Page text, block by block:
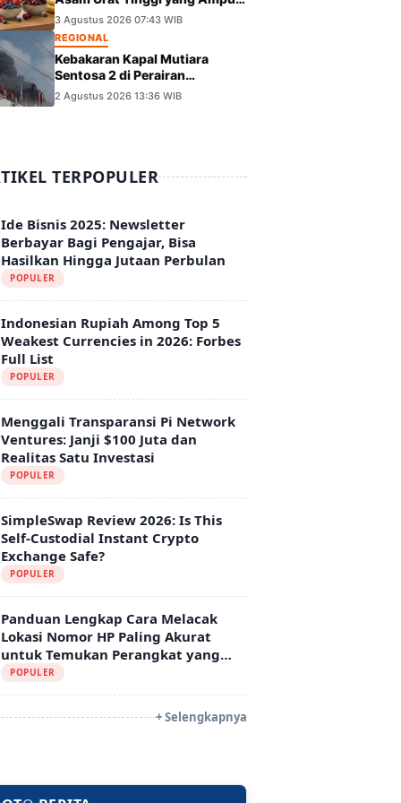
dan Layak Dicoba
3 Agustus 2026 07:43 WIB
REGIONAL
Kebakaran Kapal Mutiara
Sentosa 2 di Perairan
Sumenep, Evakuasi
Berlangsung
2 Agustus 2026 13:36 WIB
TERPOPULER
Ide Bisnis 2025: Newsletter
Berbayar Bagi Pengajar, Bisa
Hasilkan Hingga Jutaan Perbulan
POPULER
Indonesian Rupiah Among Top 5
Weakest Currencies in 2026: Forbes
Full List
POPULER
Menggali Transparansi Pi Network
Ventures: Janji $100 Juta dan
Realitas Satu Investasi
POPULER
SimpleSwap Review 2026: Is This
Self-Custodial Instant Crypto
Exchange Safe?
POPULER
Panduan Lengkap Cara Melacak
Lokasi Nomor HP Paling Akurat
untuk Temukan Perangkat yang
Hilang
POPULER
+ Selengkapnya